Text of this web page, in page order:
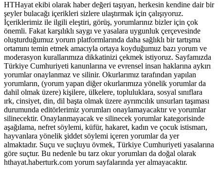
HTHayat ekibi olarak haber değeri taşıyan, herkesin kendine dair bir
şeyler bulacağı içerikleri sizlere ulaştırmak için çalışıyoruz.
İçeriklerimiz ile ilgili eleştiri, görüş, yorumlarınız bizler için çok
önemli. Fakat karşılıklı saygı ve yasalara uygunluk çerçevesinde
oluşturduğumuz yorum platformlarında daha sağlıklı bir tartışma
ortamını temin etmek amacıyla ortaya koyduğumuz bazı yorum ve
moderasyon kurallarımıza dikkatinizi çekmek istiyoruz. Sayfamızda
Türkiye Cumhuriyeti kanunlarına ve evrensel insan haklarına aykırı
yorumlar onaylanmaz ve silinir. Okurlarımız tarafından yapılan
yorumların, (yorum yapan diğer okurlarımıza yönelik yorumlar da
dahil olmak üzere) kişilere, ülkelere, topluluklara, sosyal sınıflara
ırk, cinsiyet, din, dil başta olmak üzere ayrımcılık unsurları taşıması
durumunda editörlerimiz yorumları onaylamayacaktır ve yorumlar
silinecektir. Onaylanmayacak ve silinecek yorumlar kategorisinde
aşağılama, nefret söylemi, küfür, hakaret, kadın ve çocuk istismarı,
hayvanlara yönelik şiddet söylemi içeren yorumlar da yer
almaktadır. Suçu ve suçluyu övmek, Türkiye Cumhuriyeti yasalarına
göre suçtur. Bu nedenle bu tarz okur yorumları da doğal olarak
hthayat.haberturk.com yorum sayfalarında yer almayacaktır.